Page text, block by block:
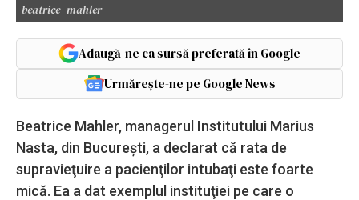
beatrice_mahler
Adaugă-ne ca sursă preferată în Google
Urmărește-ne pe Google News
Beatrice Mahler, managerul Institutului Marius
Nasta, din Bucureşti, a declarat că rata de
supravieţuire a pacienţilor intubaţi este foarte
mică. Ea a dat exemplul instituţiei pe care o